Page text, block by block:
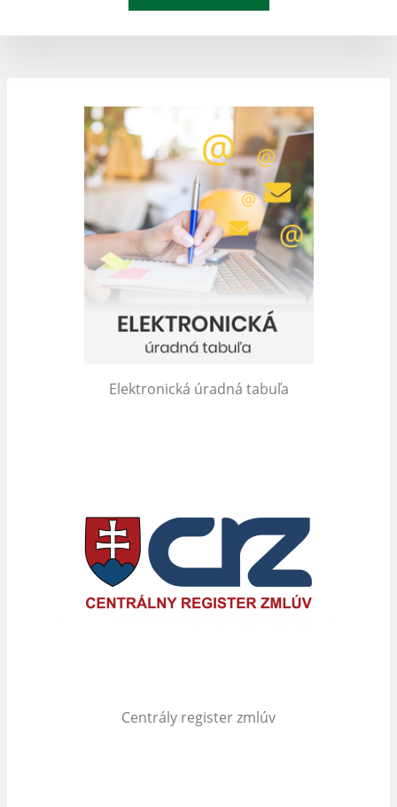
Elektronická úradná tabuľa
Centrály register zmlúv